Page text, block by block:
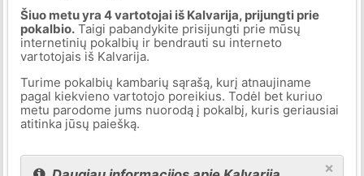
Šiuo metu yra 4 vartotojai iš Kalvarija, prijungti prie
pokalbio.Taigi pabandykite prisijungti prie mūsų
internetinių pokalbių ir bendrauti su interneto
vartotojais iš Kalvarija.
Turime pokalbių kambarių sąrašą, kurį atnaujiname
pagal kiekvieno vartotojo poreikius. Todėl bet kuriuo
metu parodome jums nuorodą į pokalbį, kuris geriausiai
atitinka jūsų paiešką.
×